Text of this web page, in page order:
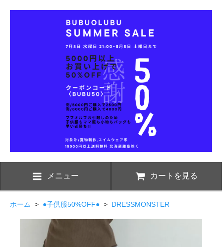
メニュー カートを見る
ホーム > ●子供服50%OFF● > DRESSMONSTER